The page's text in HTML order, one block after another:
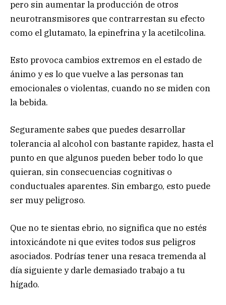
pero sin aumentar la producción de otros
neurotransmisores que contrarrestan su efecto
como el glutamato, la epinefrina y la acetilcolina.
Esto provoca cambios extremos en el estado de
ánimo y es lo que vuelve a las personas tan
emocionales o violentas, cuando no se miden con
la bebida.
Seguramente sabes que puedes desarrollar
tolerancia al alcohol con bastante rapidez, hasta el
punto en que algunos pueden beber todo lo que
quieran, sin consecuencias cognitivas o
conductuales aparentes. Sin embargo, esto puede
ser muy peligroso.
Que no te sientas ebrio, no significa que no estés
intoxicándote ni que evites todos sus peligros
asociados. Podrías tener una resaca tremenda al
día siguiente y darle demasiado trabajo a tu
hígado.